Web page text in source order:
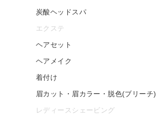
炭酸ヘッドスパ
エクステ
ヘアセット
ヘアメイク
着付け
眉カット・眉カラー・脱色(ブリーチ)
レディースシェービング